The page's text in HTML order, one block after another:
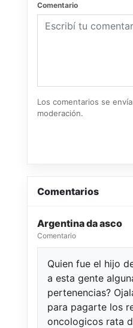
Comentario
Los comentarios se
moderación.
Comentarios
Argentina da asco
Comentario
Quien fue el hijo
a esta gente
pertenencias?
para pagarte los
oncologicos rata